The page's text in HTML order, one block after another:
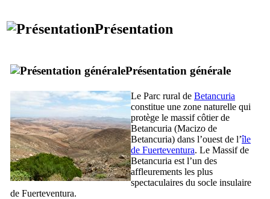
Présentation
Présentation générale
Le Parc rural de Betancuria
constitue une zone naturelle qui
protège le massif côtier de
Betancuria (Macizo de
Betancuria) dans l’ouest de l’île
de Fuerteventura. Le Massif de
Betancuria est l’un des
affleurements les plus
spectaculaires du socle insulaire
de Fuerteventura.